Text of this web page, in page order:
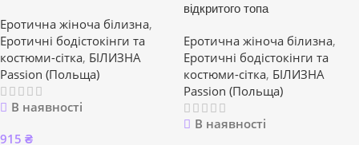
Еротична жіноча білизна,
Еротичні бодістокінги та
костюми-сітка, БІЛИЗНА
Passion (Польща)
В наявності
915 ₴
відкритого топа
Еротична жіноча білизна,
Еротичні бодістокінги та
костюми-сітка, БІЛИЗНА
Passion (Польща)
В наявності